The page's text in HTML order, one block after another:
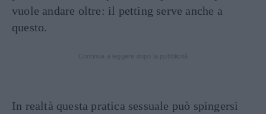
vuole andare oltre: il petting serve anche a
questo.
In realtà questa pratica sessuale può spingersi